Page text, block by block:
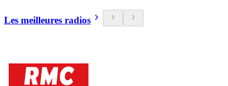
Les meilleures radios